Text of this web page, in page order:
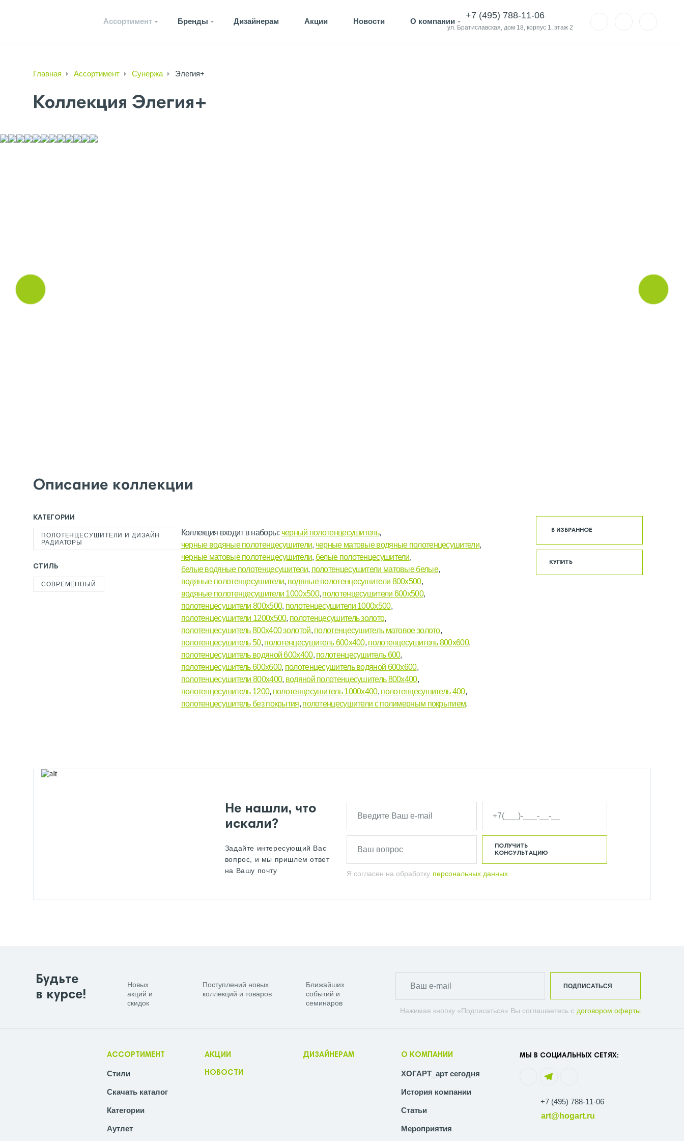
Ассортимент Бренды Дизайнерам Акции Новости О компании
+7 (495) 788-11-06
ул. Братиславская, дом 18, корпус 1, этаж 2
Главная Ассортимент Сунержа Элегия+
Коллекция Элегия+
Описание коллекции
КАТЕГОРИИ
ПОЛОТЕНЦЕСУШИТЕЛИ И ДИЗАЙН
РАДИАТОРЫ
СТИЛЬ
СОВРЕМЕННЫЙ
Коллекция входит в наборы: черный полотенцесушитель,
черные водяные полотенцесушители, черные матовые водяные полотенцесушители,
черные матовые полотенцесушители, белые полотенцесушители,
белые водяные полотенцесушители, полотенцесушители матовые белые,
водяные полотенцесушители, водяные полотенцесушители 800х500,
водяные полотенцесушители 1000х500, полотенцесушители 600х500,
полотенцесушители 800х500, полотенцесушители 1000х500,
полотенцесушители 1200х500, полотенцесушитель золото,
полотенцесушитель 800х400 золотой, полотенцесушитель матовое золото,
полотенцесушитель 50, полотенцесушитель 600х400, полотенцесушитель 800х600,
полотенцесушитель водяной 600х400, полотенцесушитель 600,
полотенцесушитель 600х600, полотенцесушитель водяной 600х600,
полотенцесушители 800х400, водяной полотенцесушитель 800х400,
полотенцесушитель 1200, полотенцесушитель 1000х400, полотенцесушитель 400,
полотенцесушитель без покрытия, полотенцесушители с полимерным покрытием.
В ИЗБРАННОЕ
КУПИТЬ
Не нашли, что
искали?
Задайте интересующий Вас
вопрос, и мы пришлем ответ
на Вашу почту
Я согласен на обработку персональных данных
ПОЛУЧИТЬ
КОНСУЛЬТАЦИЮ
Будьте
в курсе!
Новых
акций и
скидок
Поступлений новых
коллекций и товаров
Ближайших
событий и
семинаров
Нажимая кнопку «Подписаться» Вы соглашаетесь с договором оферты
ПОДПИСАТЬСЯ
АССОРТИМЕНТ
Стили
Скачать каталог
Категории
Аутлет
АКЦИИ
НОВОСТИ
ДИЗАЙНЕРАМ О КОМПАНИИ
ХОГАРТ_арт сегодня
История компании
Статьи
Мероприятия
МЫ В СОЦИАЛЬНЫХ СЕТЯХ:
+7 (495) 788-11-06
art@hogart.ru